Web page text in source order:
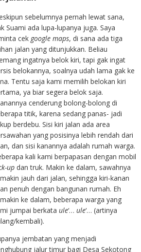
sebelumnya pernah lewat sana,
Suami ada lupa-lupanya juga. Saya
cek google maps, di sana ada tiga
jalan yang ditunjukkan. Beliau
ingatnya belok kiri, tapi gak ingat
belokannya, soalnya udah lama gak ke
Tentu saja kami memilih belokan kiri
ya biar segera belok saja.
cenderung bolong-bolong di
titik, karena sedang panas- jadi
berdebu. Sisi kiri jalan ada area
yang posisinya lebih rendah dari
dan sisi kanannya adalah rumah warga.
kali kami berpapasan dengan mobil
updan truk. Makin ke dalam, sawahnya
jauh dari jalan, sehingga kiri-kanan
penuh dengan bangunan rumah. Eh
ke dalam, beberapa warga yang
jumpai berkataule‘…ule‘… (artinya
kembali).
jembatan yang menjadi
jalur timur bagi Desa Sekotong